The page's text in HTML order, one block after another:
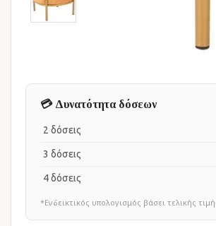
💳 Δυνατότητα δόσεων
2 δόσεις
3 δόσεις
4 δόσεις
*Ενδεικτικός υπολογισμός βάσει τελικής